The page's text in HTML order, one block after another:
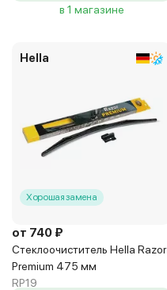
в 1 магазине
Hella
Хорошая замена
от 740 ₽
Стеклоочиститель Hella Razor
Premium 475 мм
RP19